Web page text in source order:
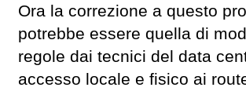
Ora la correzione a questo
potrebbe essere quella di
regole dai tecnici del data
accesso locale e fisico ai